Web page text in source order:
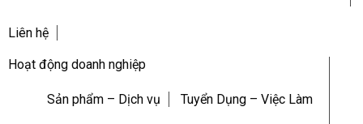
Liên hệ
Hoạt động doanh nghiệp
Sản phẩm – Dịch vụ Tuyển Dụng – Việc Làm